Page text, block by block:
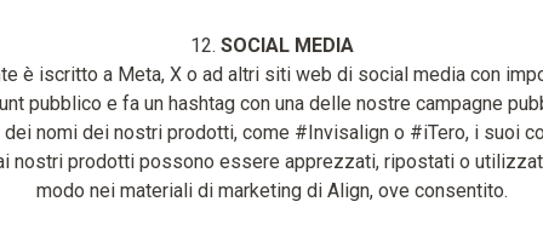
12. SOCIAL MEDIA
è iscritto a Meta, X o ad altri siti web di social media con
pubblico e fa un hashtag con una delle nostre campagne
dei nomi dei nostri prodotti, come #Invisalign o #iTero, i suoi
nostri prodotti possono essere apprezzati, ripostati o
modo nei materiali di marketing di Align, ove consentito.